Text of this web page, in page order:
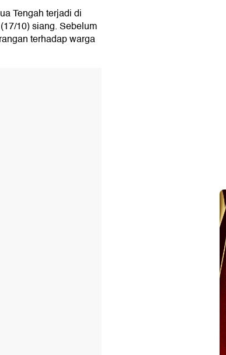
Tengah terjadi di
10) siang. Sebelum
terhadap warga